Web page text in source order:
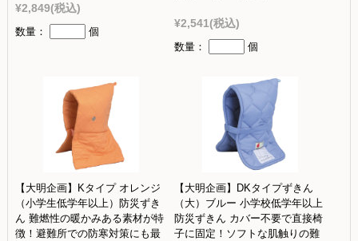
¥2,849(税込)
数量： 個
¥2,541(税込)
数量： 個
【大明企画】Kタイプ オレンジ
（小学生低学年以上）防災ずき
ん 難燃性の暖かみある素材が特
徴！避難所での防寒対策にも最
【大明企画】DKタイプずきん
（大）ブルー 小学校低学年以上
防災ずきん カバー不要で直接椅
子に固定！ソフトな肌触りの難